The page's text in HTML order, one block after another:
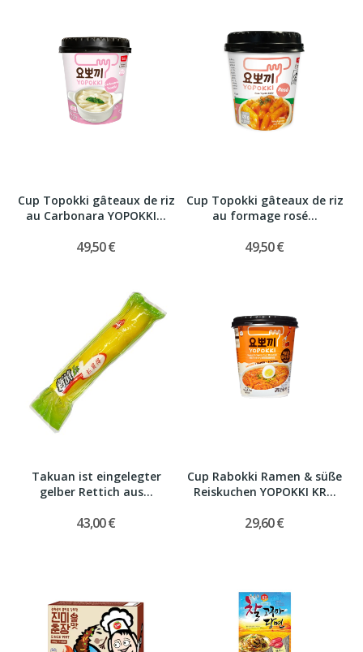
Cup Topokki gâteaux de riz
au Carbonara YOPOKKI...
49,50 €
Cup Topokki gâteaux de riz
au formage rosé...
49,50 €
Takuan ist eingelegter
gelber Rettich aus...
43,00 €
Cup Rabokki Ramen & süße
Reiskuchen YOPOKKI KR...
29,60 €